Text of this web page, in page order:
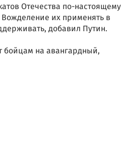
Отечества по-настоящему
их применять в
добавил Путин.
бойцам на авангардный,